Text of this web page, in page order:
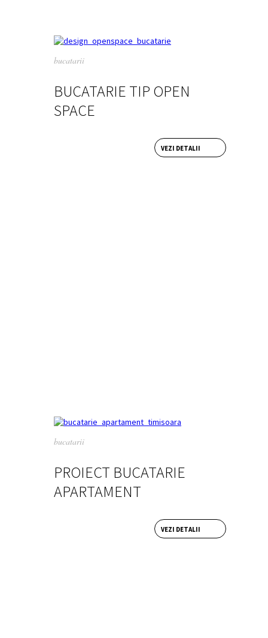
bucatarii
BUCATARIE TIP OPEN
SPACE
VEZI DETALII
bucatarii
PROIECT BUCATARIE
APARTAMENT
VEZI DETALII